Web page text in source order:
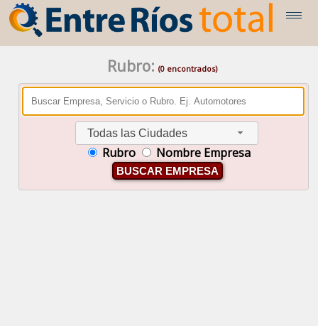
Rubro: (0 encontrados)
Todas las Ciudades
Rubro Nombre Empresa
BUSCAR EMPRESA